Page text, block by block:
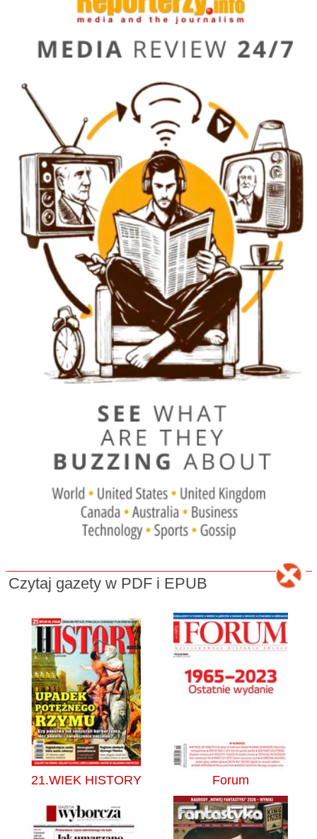
Czytaj gazety w PDF i EPUB
21.WIEK HISTORY Forum